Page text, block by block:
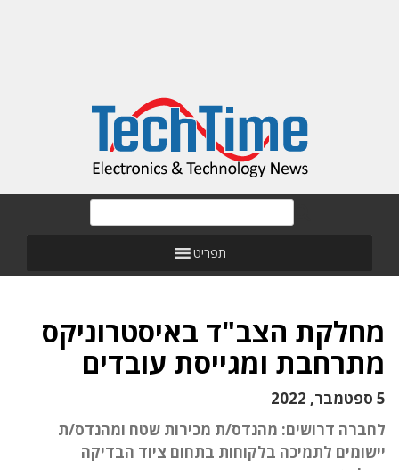
תפריט
מחלקת הצב"ד באיסטרוניקס
מתרחבת ומגייסת עובדים
5 ספטמבר, 2022
לחברה דרושים: מהנדס/ת מכירות שטח ומהנדס/ת
יישומים לתמיכה בלקוחות בתחום ציוד הבדיקה